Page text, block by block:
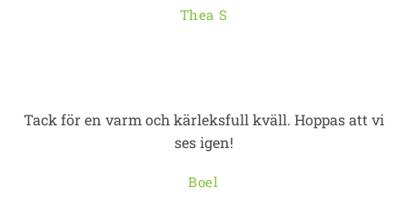
Thea S
Tack för en varm och kärleksfull kväll. Hoppas att vi
ses igen!
Boel